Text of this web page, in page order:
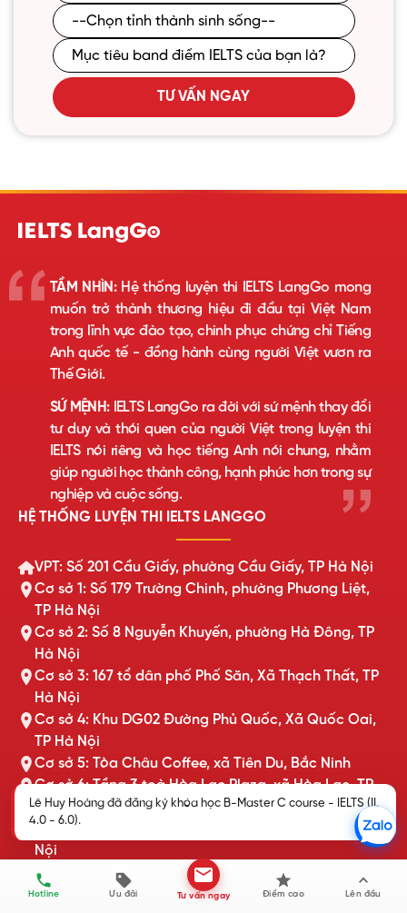
TƯ VẤN NGAY
Hotline Ưu đãi Tư vấn ngay Điểm cao Lên đầu
Lê Huy Hoàng đã đăng ký khóa học B-Master C course - IELTS (IL
4.0 - 6.0).
TẦM NHÌN:Hệ thống luyện thi IELTS LangGo mong
muốn trở thành thương hiệu đi đầu tại Việt Nam
trong lĩnh vực đào tạo, chinh phục chứng chỉ Tiếng
Anh quốc tế - đồng hành cùng người Việt vươn ra
Thế Giới.
SỨ MỆNH:IELTS LangGo ra đời với sứ mệnh thay đổi
tư duy và thói quen của người Việt trong luyện thi
IELTS nói riêng và học tiếng Anh nói chung, nhằm
giúp người học thành công, hạnh phúc hơn trong sự
nghiệp và cuộc sống.
HỆ THỐNG LUYỆN THI IELTS LANGGO
VPT: Số 201 Cầu Giấy, phường Cầu Giấy, TP Hà Nội
Cơ sở 1: Số 179 Trường Chinh, phường Phương Liệt,
TP Hà Nội
Cơ sở 2: Số 8 Nguyễn Khuyến, phường Hà Đông, TP
Hà Nội
Cơ sở 3: 167 tổ dân phố Phố Săn, Xã Thạch Thất, TP
Hà Nội
Cơ sở 4: Khu DG02 Đường Phủ Quốc, Xã Quốc Oai,
TP Hà Nội
Cơ sở 5: Tòa Châu Coffee, xã Tiên Du, Bắc Ninh
Cơ sở 6: Tầng 3 toà Hòa Lạc Plaza, xã Hòa Lạc, TP
Hà Nội
Cơ sở 7: Số 169 Xuân Thủy, phường Cầu Giấy, TP Hà
Nội
Hotline: 0899.199.985
Email: info@langgo.edu.vn